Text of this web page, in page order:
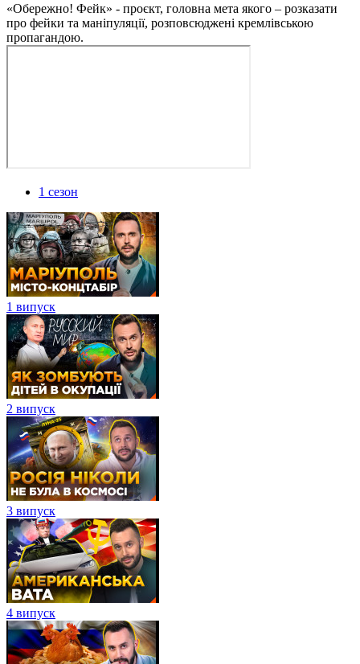
«Обережно! Фейк» - проєкт, головна мета якого – розказати
про фейки та маніпуляції, розповсюджені кремлівською
пропагандою.
1 сезон
1 випуск
2 випуск
3 випуск
4 випуск